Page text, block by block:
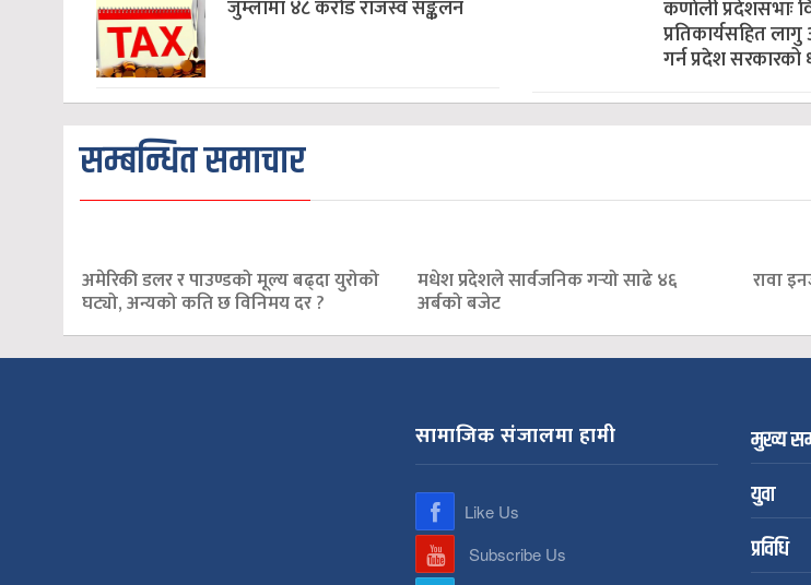
जुम्लामा ४८ करोड राजस्व सङ्कलन कर्णाली प्रदेशसभाः
प्रतिकार्यसहित
गर्न प्रदेश सरकारको
सम्बन्धित समाचार
अमेरिकी डलर र पाउण्डको मूल्य बढ्दा युरोको
घट्यो, अन्यको कति छ विनिमय दर ?
मधेश प्रदेशले सार्वजनिक गर्‍यो साढे ४६
अर्बको बजेट
रावा
सामाजिक संजालमा हामी
Like Us
Subscribe Us
मुख्य
युवा
प्रविधि